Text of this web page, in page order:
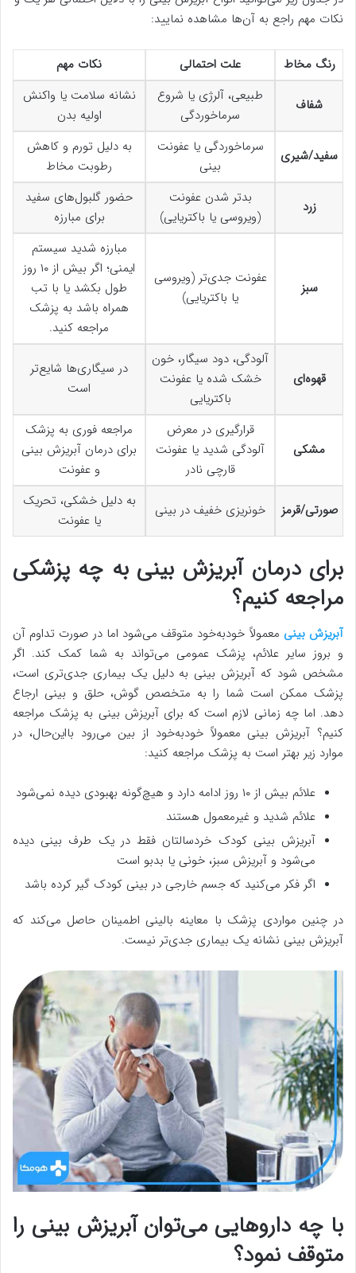
نکات مهم راجع به آن‌ها مشاهده نمایید:
رنگ مخاط علت احتمالی نکات مهم
شفاف
طبیعی، آلرژی یا شروع
سرماخوردگی
نشانه سلامت یا واکنش
اولیه بدن
سفید/شیری
سرماخوردگی یا عفونت
بینی
به دلیل تورم و کاهش
رطوبت مخاط
زرد
بدتر شدن عفونت
(ویروسی یا باکتریایی)
حضور گلبول‌های سفید
برای مبارزه
سبز
عفونت جدی‌تر (ویروسی
یا باکتریایی)
مبارزه شدید سیستم
ایمنی؛ اگر بیش از ۱۰ روز
طول بکشد یا با تب
همراه باشد به پزشک
مراجعه کنید.
قهوه‌ای
آلودگی، دود سیگار، خون
خشک شده یا عفونت
باکتریایی
در سیگاری‌ها شایع‌تر
است
مشکی
قرارگیری در معرض
آلودگی شدید یا عفونت
قارچی نادر
مراجعه فوری به پزشک
برای درمان آبریزش بینی
و عفونت
صورتی/قرمز خونریزی خفیف در بینی
به دلیل خشکی، تحریک
یا عفونت
برای درمان آبریزش بینی به چه پزشکی
مراجعه کنیم؟
آبریزش بینی معمولاً خودبه‌خود متوقف می‌شود اما در صورت تداوم آن
و بروز سایر علائم، پزشک عمومی می‌تواند به شما کمک کند. اگر
مشخص شود که آبریزش بینی به دلیل یک بیماری جدی‌تری است،
پزشک ممکن است شما را به متخصص گوش، حلق و بینی ارجاع
دهد. اما چه زمانی لازم است که برای آبریزش بینی به پزشک مراجعه
کنیم؟ آبریزش بینی معمولاً خودبه‌خود از بین می‌رود بااین‌حال، در
موارد زیر بهتر است به پزشک مراجعه کنید:
علائم بیش از ۱۰ روز ادامه دارد و هیچ‌گونه بهبودی دیده نمی‌شود
علائم شدید و غیرمعمول هستند
آبریزش بینی کودک خردسالتان فقط در یک طرف بینی دیده
می‌شود و آبریزش سبز، خونی یا بدبو است
اگر فکر می‌کنید که جسم خارجی در بینی کودک گیر کرده باشد
در چنین مواردی پزشک با معاینه بالینی اطمینان حاصل می‌کند که
آبریزش بینی نشانه یک بیماری جدی‌تر نیست.
با چه داروهایی می‌توان آبریزش بینی را
متوقف نمود؟